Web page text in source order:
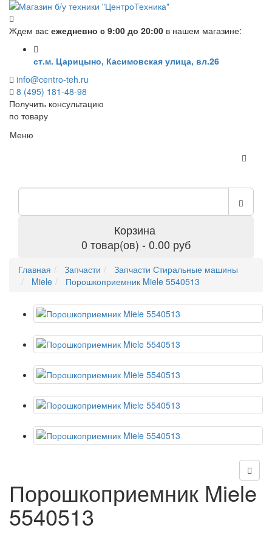
Ждем вас ежедневно с 9:00 до 20:00 в нашем магазине:
ст.м. Царицыно, Касимовская улица, вл.26
info@centro-teh.ru
8 (495) 181-48-98
Получить консультацию
по товару
Меню
Корзина
0 товар(ов) - 0.00 руб
Главная Запчасти
Запчасти Стиральные машины
Miele
Порошкоприемник Miele 5540513
Порошкоприемник Miele
5540513